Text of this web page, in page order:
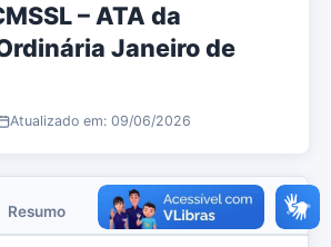
– ATA da
Janeiro de
Atualizado em: 09/06/2026
Resumo Anexos